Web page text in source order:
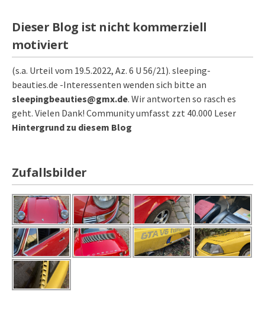
Dieser Blog ist nicht kommerziell
motiviert
(s.a. Urteil vom 19.5.2022, Az. 6 U 56/21). sleeping-
beauties.de -Interessenten wenden sich bitte an
sleepingbeauties@gmx.de. Wir antworten so rasch es
geht. Vielen Dank! Community umfasst zzt 40.000 Leser
Hintergrund zu diesem Blog
Zufallsbilder